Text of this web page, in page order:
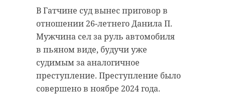
В Гатчине суд вынес приговор в
отношении 26-летнего Данила П.
Мужчина сел за руль автомобиля
в пьяном виде, будучи уже
судимым за аналогичное
преступление. Преступление было
совершено в ноябре 2024 года.
РЕКОМЕНДУЕМ
В камышах парка
В камышах